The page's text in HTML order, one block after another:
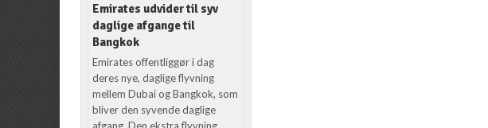
Emirates udvider til syv
daglige afgange til
Bangkok
Emirates offentliggør i dag
deres nye, daglige flyvning
mellem Dubai og Bangkok, som
bliver den syvende daglige